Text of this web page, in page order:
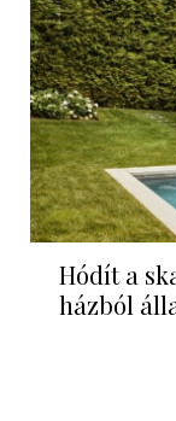
Hódít a
házból